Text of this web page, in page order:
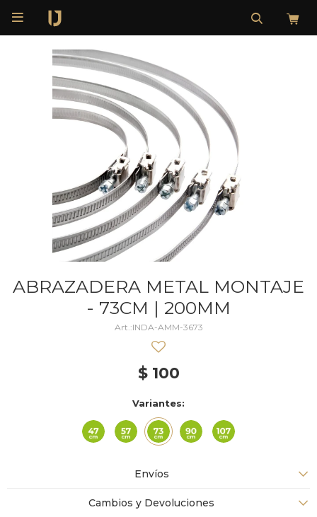

ABRAZADERA METAL MONTAJE
- 73CM | 200MM
INDA-AMM-3673
$ 100
Variantes:
Envíos
Cambios y Devoluciones